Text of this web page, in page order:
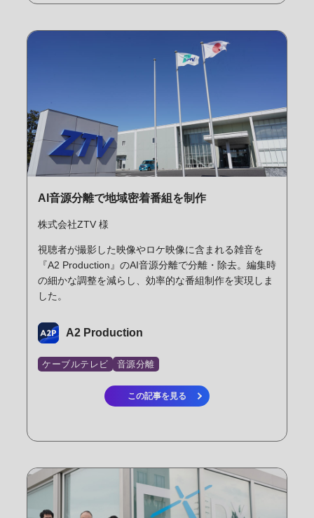
AI音源分離で地域密着番組を制作
株式会社ZTV 様
視聴者が撮影した映像やロケ映像に含まれる雑音を
『A2 Production』のAI音源分離で分離・除去。編集時
の細かな調整を減らし、効率的な番組制作を実現しま
した。
A2 Production
ケーブルテレビ 音源分離
この記事を見る